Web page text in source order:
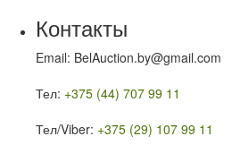
Контакты
Email: BelAuction.by@gmail.com
Тел: +375 (44) 707 99 11
Тел/Viber: +375 (29) 107 99 11